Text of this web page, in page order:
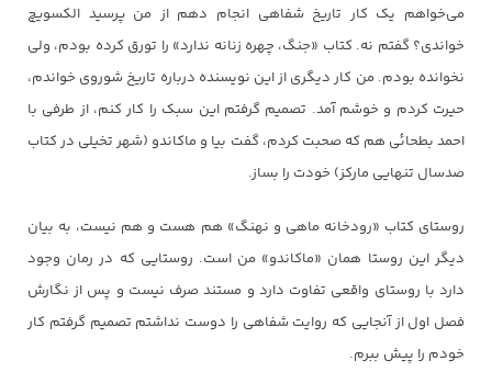
می‌خواهم یک کار تاریخ شفاهی انجام دهم از من پرسید الکسویچ
خواندی؟ گفتم نه. کتاب «جنگ، چهره زنانه ندارد» را تورق کرده بودم، ولی
نخوانده بودم. من کار دیگری از این نویسنده درباره تاریخ شوروی خواندم،
حیرت کردم و خوشم آمد. تصمیم گرفتم این سبک را کار کنم، از طرفی با
احمد بطحائی هم که صحبت کردم، گفت بیا و ماکاندو (شهر تخیلی در کتاب
صدسال تنهایی مارکز) خودت را بساز.
روستای کتاب «رودخانه ماهی و نهنگ» هم هست و هم نیست، به بیان
دیگر این روستا همان «ماکاندو» من است. روستایی که در رمان وجود
دارد با روستای واقعی تفاوت دارد و مستند صرف نیست و پس از نگارش
فصل اول از آنجایی که روایت شفاهی را دوست نداشتم تصمیم گرفتم کار
خودم را پیش ببرم.